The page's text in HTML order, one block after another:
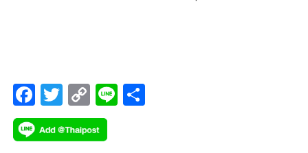
F
ac
e
T
wi
tt
C
o
p
Li